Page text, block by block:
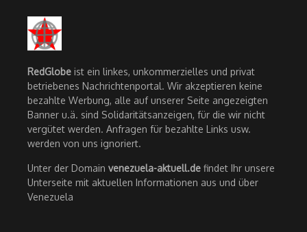
RedGlobe ist ein linkes, unkommerzielles und privat
betriebenes Nachrichtenportal. Wir akzeptieren keine
bezahlte Werbung, alle auf unserer Seite angezeigten
Banner u.ä. sind Solidaritätsanzeigen, für die wir nicht
vergütet werden. Anfragen für bezahlte Links usw.
werden von uns ignoriert.
Unter der Domain venezuela-aktuell.de findet Ihr unsere
Unterseite mit aktuellen Informationen aus und über
Venezuela